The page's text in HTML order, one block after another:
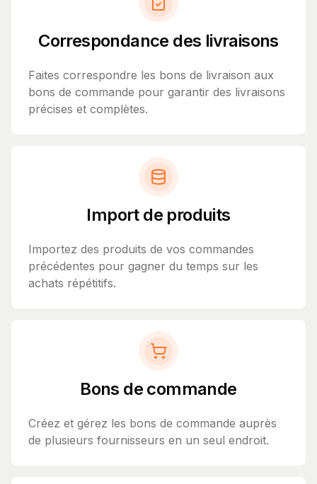
Correspondance des livraisons
Faites correspondre les bons de livraison aux
bons de commande pour garantir des livraisons
précises et complètes.
Import de produits
Importez des produits de vos commandes
précédentes pour gagner du temps sur les
achats répétitifs.
Bons de commande
Créez et gérez les bons de commande auprès
de plusieurs fournisseurs en un seul endroit.